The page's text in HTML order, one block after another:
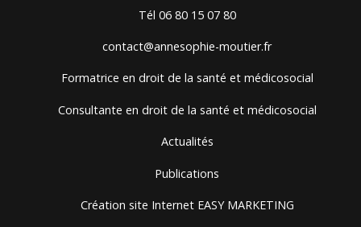
Tél 06 80 15 07 80
contact@annesophie-moutier.fr
Formatrice en droit de la santé et médicosocial
Consultante en droit de la santé et médicosocial
Actualités
Publications
Création site Internet EASY MARKETING